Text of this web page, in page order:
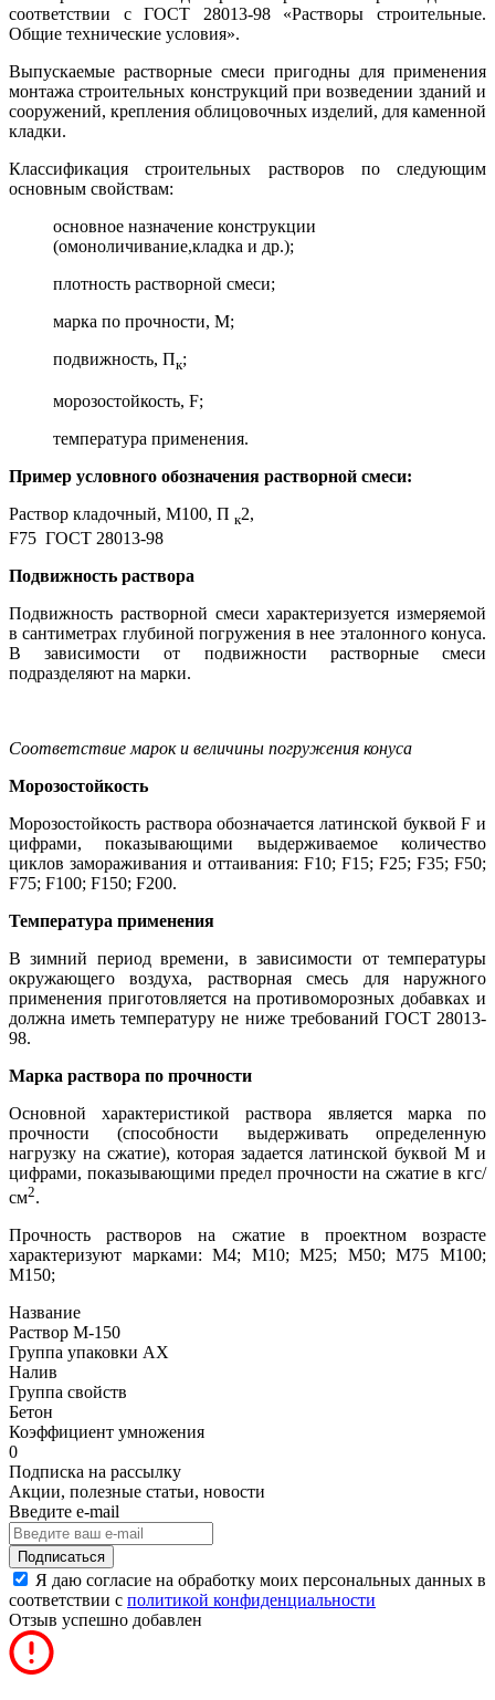
соответствии с ГОСТ 28013-98 «Растворы строительные.
Общие технические условия».
Выпускаемые растворные смеси пригодны для применения
монтажа строительных конструкций при возведении зданий и
сооружений, крепления облицовочных изделий, для каменной
кладки.
Классификация строительных растворов по следующим
основным свойствам:
основное назначение конструкции
(омоноличивание,кладка и др.);
плотность растворной смеси;
марка по прочности, М;
подвижность, Пк;
морозостойкость, F;
температура применения.
Пример условного обозначения растворной смеси:
Раствор кладочный, М100, П к2,
F75 ГОСТ 28013-98
Подвижность раствора
Подвижность растворной смеси характеризуется измеряемой
в сантиметрах глубиной погружения в нее эталонного конуса.
В зависимости от подвижности растворные смеси
подразделяют на марки.
Соответствие марок и величины погружения конуса
Морозостойкость
Морозостойкость раствора обозначается латинской буквой F и
цифрами, показывающими выдерживаемое количество
циклов замораживания и оттаивания: F10; F15; F25; F35; F50;
F75; F100; F150; F200.
Температура применения
В зимний период времени, в зависимости от температуры
окружающего воздуха, растворная смесь для наружного
применения приготовляется на противоморозных добавках и
должна иметь температуру не ниже требований ГОСТ 28013-
98.
Марка раствора по прочности
Основной характеристикой раствора является марка по
прочности (способности выдерживать определенную
нагрузку на сжатие), которая задается латинской буквой М и
цифрами, показывающими предел прочности на сжатие в кгс/
см2.
Прочность растворов на сжатие в проектном возрасте
характеризуют марками: М4; М10; М25; М50; М75 М100;
М150;
Название
Раствор М-150
Группа упаковки AX
Налив
Группа свойств
Бетон
Коэффициент умножения
0
Подписка на рассылку
Акции, полезные статьи, новости
Введите e-mail
Подписаться
Я даю согласие на обработку моих персональных данных в
соответствии с политикой конфиденциальности
Отзыв успешно добавлен